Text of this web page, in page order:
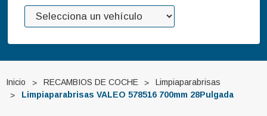
Inicio RECAMBIOS DE COCHE
Limpiaparabrisas
Limpiaparabrisas VALEO 578516 700mm 28Pulgada